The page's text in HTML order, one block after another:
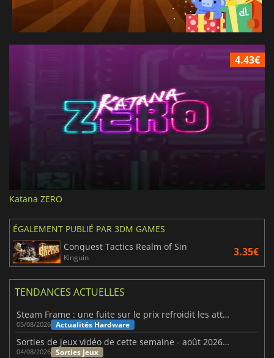
4.43€
Katana ZERO
ÉGALEMENT PUBLIÉ PAR 3DM GAMES
Conquest Tactics Realm of Sin
Kinguin 3.35€
TENDANCES ACTUELLES
Steam Frame : une fuite sur le prix refroidit les attentes VR
05/08/2026 Actualités Hardware
Sorties de jeux vidéo de cette semaine - août 2026 (semaine 32)
04/08/2026 Sorties Jeux